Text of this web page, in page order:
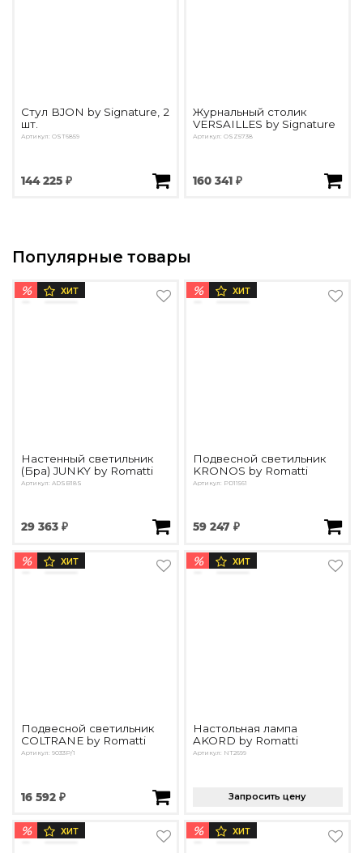
Стул BJON by Signature, 2
шт.
Артикул: OST6859
144 225 ₽
Журнальный столик
VERSAILLES by Signature
Артикул: OSZ5738
160 341 ₽
Популярные товары
% ХИТ
Настенный светильник
(Бра) JUNKY by Romatti
Артикул: ADSB18S
29 363 ₽
% ХИТ
Подвесной светильник
KRONOS by Romatti
Артикул: PD11561
59 247 ₽
% ХИТ
Подвесной светильник
COLTRANE by Romatti
Артикул: 9033P/1
16 592 ₽
% ХИТ
Настольная лампа
AKORD by Romatti
Артикул: NT2699
Запросить цену
% ХИТ % ХИТ